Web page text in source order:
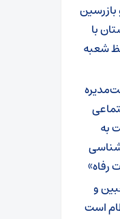
با
شعبه
به
رفاه»
و
است